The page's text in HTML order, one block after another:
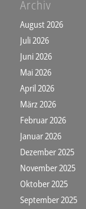
Archiv
August 2026
Juli 2026
Juni 2026
Mai 2026
April 2026
März 2026
Februar 2026
Januar 2026
Dezember 2025
November 2025
Oktober 2025
September 2025